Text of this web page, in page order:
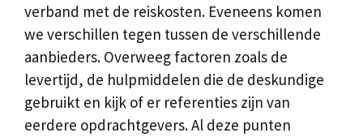
verband met de reiskosten. Eveneens komen
we verschillen tegen tussen de verschillende
aanbieders. Overweeg factoren zoals de
levertijd, de hulpmiddelen die de deskundige
gebruikt en kijk of er referenties zijn van
eerdere opdrachtgevers. Al deze punten